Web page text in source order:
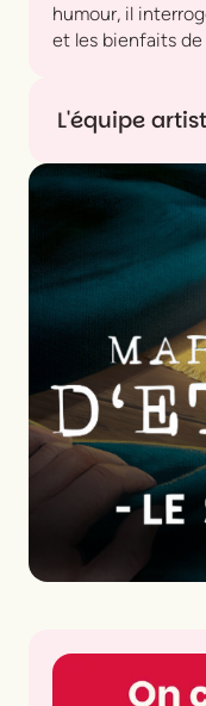
humour, il
et les bienfaits
L'équipe
TexteMickaël
AvecMickaël
Collaboration
Délis, Elise
Compingt
Création lumière